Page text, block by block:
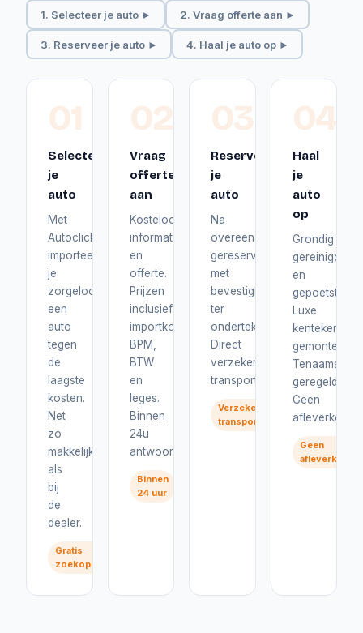
1. Selecteer je auto ► 2. Vraag offerte aan ►
3. Reserveer je auto ► 4. Haal je auto op ►
01
Selecteer
je
auto
Met
Autoclick
importeer
je
zorgeloos
een
auto
tegen
de
laagste
kosten.
Net
zo
makkelijk
als
bij
de
dealer.
Gratis
zoekopdracht
02
Vraag
offerte
aan
Kosteloos
informatie
en
offerte.
Prijzen
inclusief
importkosten,
BPM,
BTW
en
leges.
Binnen
24u
antwoord.
Binnen
24 uur
03
Reserveer
je
auto
Na
overeenstemming
gereserveerd
met
bevestiging
ter
ondertekening.
Direct
verzekerd
transport.
Verzekerd
transport
04
Haal
je
auto
op
Grondig
gereinigd
en
gepoetst.
Luxe
gemonteerd.
geregeld.
Geen
Geen
afleverkosten